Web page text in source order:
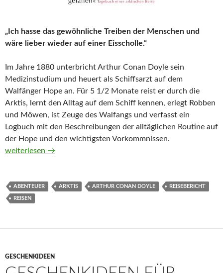
„Ich hasse das gewöhnliche Treiben der Menschen und
wäre lieber wieder auf einer Eisscholle.“
Im Jahre 1880 unterbricht Arthur Conan Doyle sein
Medizinstudium und heuert als Schiffsarzt auf dem
Walfänger Hope an. Für 5 1/2 Monate reist er durch die
Arktis, lernt den Alltag auf dem Schiff kennen, erlegt Robben
und Möwen, ist Zeuge des Walfangs und verfasst ein
Logbuch mit den Beschreibungen der alltäglichen Routine auf
der Hope und den wichtigsten Vorkommnissen.
„Heute dreimal ins Polarmeer gefallen“. Tagebuch einer
weiterlesen →
ABENTEUER ARKTIS ARTHUR CONAN DOYLE REISEBERICHT
REISEN
GESCHENKIDEEN